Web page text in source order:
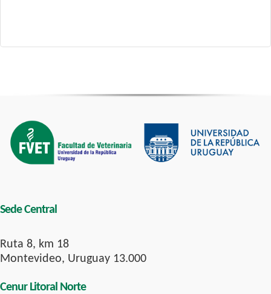
Sede Central
Ruta 8, km 18
Montevideo, Uruguay 13.000
Cenur Litoral Norte